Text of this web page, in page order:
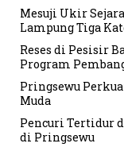
Mesuji Ukir
Lampung Tiga
Reses di Pesisir
Program
Pringsewu
Muda
Pencuri Tertidur
di Pringsewu